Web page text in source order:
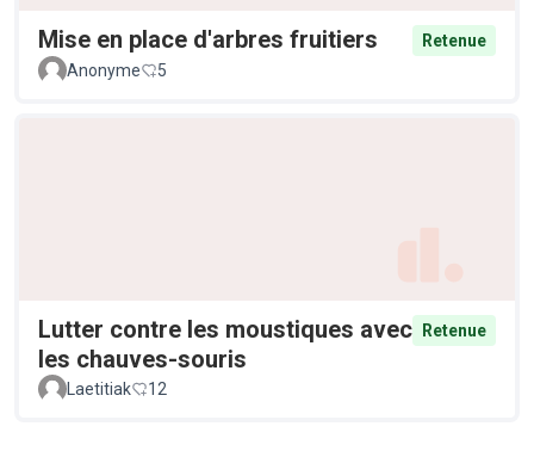
Mise en place d'arbres fruitiers
Retenue
Anonyme
5
Lutter contre les moustiques avec
les chauves-souris
Retenue
Laetitiak 12